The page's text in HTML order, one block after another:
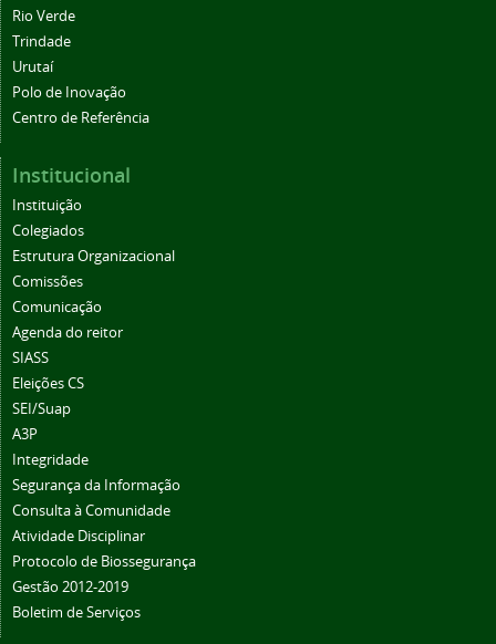
Rio Verde
Trindade
Urutaí
Polo de Inovação
Centro de Referência
Institucional
Instituição
Colegiados
Estrutura Organizacional
Comissões
Comunicação
Agenda do reitor
SIASS
Eleições CS
SEI/Suap
A3P
Integridade
Segurança da Informação
Consulta à Comunidade
Atividade Disciplinar
Protocolo de Biossegurança
Gestão 2012-2019
Boletim de Serviços